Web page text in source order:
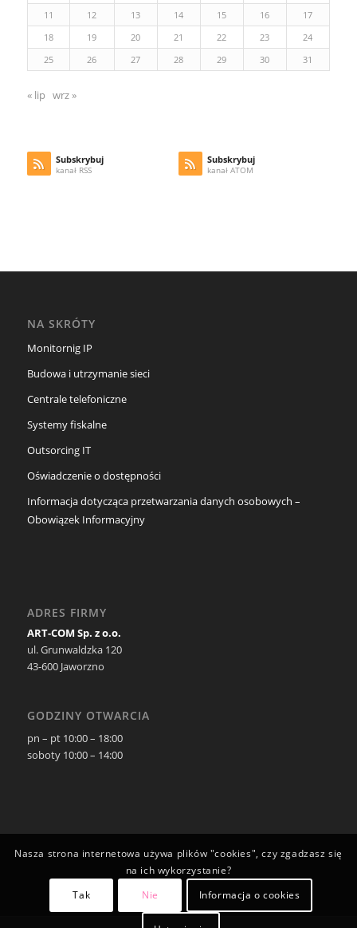
11
12 13 14 15 16
17
18
19 20 21 22 23
24
25
26 27 28 29 30 31
« lip wrz »
Subskrybuj
kanał RSS
Subskrybuj
kanał ATOM
NA SKRÓTY
Monitornig IP
Budowa i utrzymanie sieci
Centrale telefoniczne
Systemy fiskalne
Outsorcing IT
Oświadczenie o dostępności
Informacja dotycząca przetwarzania danych osobowych –
Obowiązek Informacyjny
ADRES FIRMY
ART-COM Sp. z o.o.
ul. Grunwaldzka 120
43-600 Jaworzno
GODZINY OTWARCIA
pn – pt 10:00 – 18:00
soboty 10:00 – 14:00
Nasza strona internetowa używa plików "cookies", czy zgadzasz się
na ich wykorzystanie?
Tak
Nie Informacja o cookies